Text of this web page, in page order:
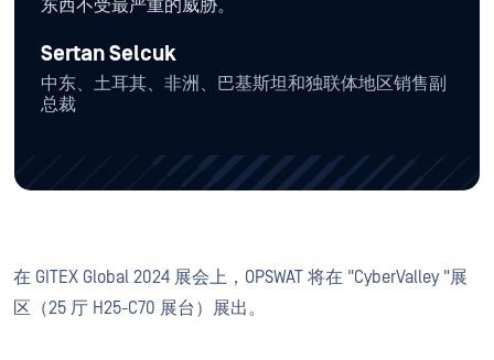
东西不受最严重的威胁。
Sertan Selcuk
中东、土耳其、非洲、巴基斯坦和独联体地区销售副
总裁
在 GITEX Global 2024 展会上，OPSWAT 将在 "CyberValley "展
区（25 厅 H25-C70 展台）展出。